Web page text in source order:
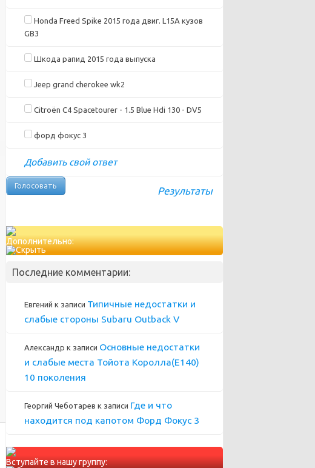
Honda Freed Spike 2015 года двиг. L15A кузов
GB3
Шкода рапид 2015 года выпуска
Jeep grand cherokee wk2
Citroën C4 Spacetourer - 1.5 Blue Hdi 130 - DV5
форд фокус 3
Добавить свой ответ
Результаты
Дополнительно:
Последние комментарии:
Евгений к записи Типичные недостатки и
слабые стороны Subaru Outback V
Александр к записи Основные недостатки
и слабые места Тойота Королла(Е140)
10 поколения
Георгий Чеботарев к записи Где и что
находится под капотом Форд Фокус 3
Вступайте в нашу группу: